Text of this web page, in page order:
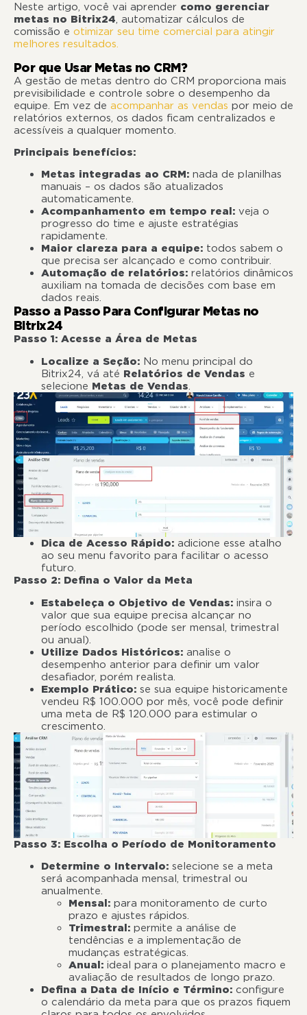
Neste artigo, você vai aprender como gerenciar
metas no Bitrix24, automatizar cálculos de
comissão e otimizar seu time comercial para atingir
melhores resultados.
Por que Usar Metas no CRM?
A gestão de metas dentro do CRM proporciona mais
previsibilidade e controle sobre o desempenho da
equipe. Em vez de acompanhar as vendas por meio de
relatórios externos, os dados ficam centralizados e
acessíveis a qualquer momento.
Principais benefícios:
Metas integradas ao CRM: nada de planilhas
manuais – os dados são atualizados
automaticamente.
Acompanhamento em tempo real: veja o
progresso do time e ajuste estratégias
rapidamente.
Maior clareza para a equipe: todos sabem o
que precisa ser alcançado e como contribuir.
Automação de relatórios: relatórios dinâmicos
auxiliam na tomada de decisões com base em
dados reais.
Passo a Passo Para Configurar Metas no
Bitrix24
Passo 1: Acesse a Área de Metas
Localize a Seção: No menu principal do
Bitrix24, vá até Relatórios de Vendas e
selecione Metas de Vendas.
Dica de Acesso Rápido: adicione esse atalho
ao seu menu favorito para facilitar o acesso
futuro.
Passo 2: Defina o Valor da Meta
Estabeleça o Objetivo de Vendas: insira o
valor que sua equipe precisa alcançar no
período escolhido (pode ser mensal, trimestral
ou anual).
Utilize Dados Históricos: analise o
desempenho anterior para definir um valor
desafiador, porém realista.
Exemplo Prático: se sua equipe historicamente
vendeu R$ 100.000 por mês, você pode definir
uma meta de R$ 120.000 para estimular o
crescimento.
Passo 3: Escolha o Período de Monitoramento
Determine o Intervalo: selecione se a meta
será acompanhada mensal, trimestral ou
anualmente.
Mensal: para monitoramento de curto
prazo e ajustes rápidos.
Trimestral: permite a análise de
tendências e a implementação de
mudanças estratégicas.
Anual: ideal para o planejamento macro e
avaliação de resultados de longo prazo.
Defina a Data de Início e Término: configure
o calendário da meta para que os prazos fiquem